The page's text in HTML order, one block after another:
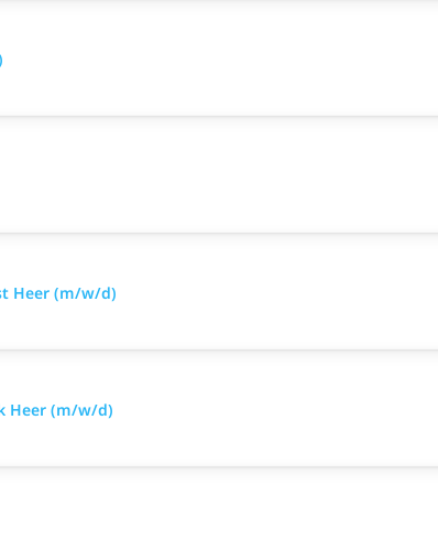
Heer (m/w/d)
Heer (m/w/d)